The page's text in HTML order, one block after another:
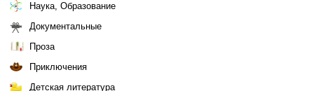
Наука, Образование
Документальные
Проза
Приключения
Детская литература